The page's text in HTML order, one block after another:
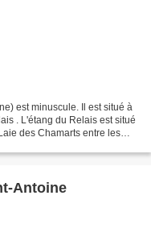
est minuscule. Il est situé à
. L'étang du Relais est situé
des Chamarts entre les
Antoine